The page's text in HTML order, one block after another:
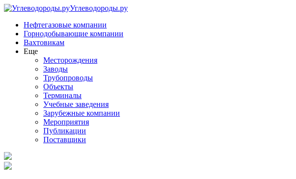
Углеводороды.ру
Нефтегазовые компании
Горнодобывающие компании
Вахтовикам
Еще
Месторождения
Заводы
Трубопроводы
Объекты
Терминалы
Учебные заведения
Зарубежные компании
Мероприятия
Публикации
Поставщики